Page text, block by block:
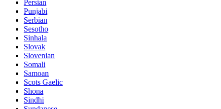
Persian
Punjabi
Serbian
Sesotho
Sinhala
Slovak
Slovenian
Somali
Samoan
Scots Gaelic
Shona
Sindhi